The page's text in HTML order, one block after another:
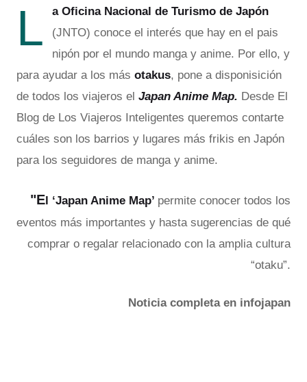
L
a Oficina Nacional de Turismo de Japón
(JNTO) conoce el interés que hay en el pais
nipón por el mundo manga y anime. Por ello, y
para ayudar a los más otakus, pone a disponisición
de todos los viajeros el Japan Anime Map. Desde El
Blog de Los Viajeros Inteligentes queremos contarte
cuáles son los barrios y lugares más frikis en Japón
para los seguidores de manga y anime.
"El ‘Japan Anime Map’ permite conocer todos los
eventos más importantes y hasta sugerencias de qué
comprar o regalar relacionado con la amplia cultura
“otaku”.
Noticia completa en infojapan